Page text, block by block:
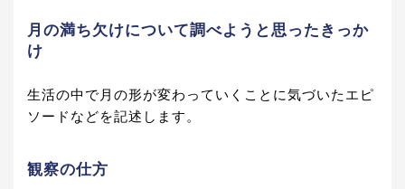
月の満ち欠けについて調べようと思ったきっか
け
生活の中で月の形が変わっていくことに気づいたエピ
ソードなどを記述します。
観察の仕方